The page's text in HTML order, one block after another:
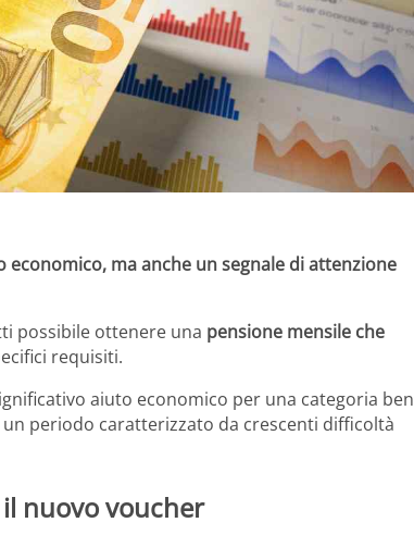
ma anche un segnale di attenzione
possibile ottenere una pensione mensile che
requisiti.
aiuto economico per una categoria ben
periodo caratterizzato da crescenti difficoltà
nuovo voucher